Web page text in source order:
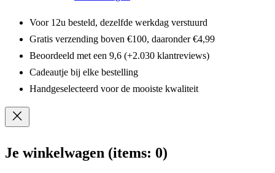
Voor 12u besteld, dezelfde werkdag verstuurd
Gratis verzending boven €100, daaronder €4,99
Beoordeeld met een 9,6 (+2.030 klantreviews)
Cadeautje bij elke bestelling
Handgeselecteerd voor de mooiste kwaliteit
Je winkelwagen (items: 0)